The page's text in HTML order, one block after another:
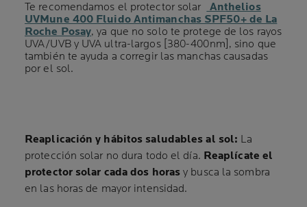
Te recomendamos el protector solar
Anthelios
UVMune 400 Fluido Antimanchas SPF50+ de La
Roche Posay,ya que no solo te protege de los rayos
UVA/UVB y UVA ultra-largos [380-400nm], sino que
también te ayuda a corregir las manchas causadas
por el sol.
Reaplicación y hábitos saludables al sol: La
protección solar no dura todo el día. Reaplícate el
protector solar cada dos horas y busca la sombra
en las horas de mayor intensidad.